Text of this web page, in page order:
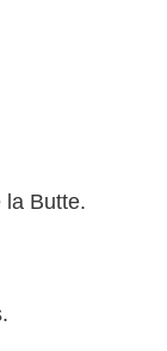
la Butte.